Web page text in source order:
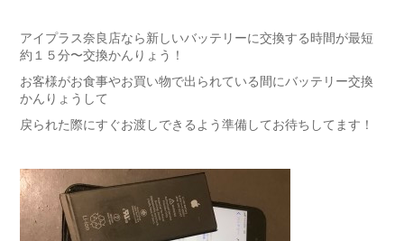
アイプラス奈良店なら新しいバッテリーに交換する時間が最短
約１５分〜交換かんりょう！
お客様がお食事やお買い物で出られている間にバッテリー交換
かんりょうして
戻られた際にすぐお渡しできるよう準備してお待ちしてます！